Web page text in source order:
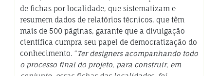
de fichas por localidade, que sistematizam e
resumem dados de relatórios técnicos, que têm
mais de 500 páginas, garante que a divulgação
científica cumpra seu papel de democratização do
conhecimento. “Ter designers acompanhando todo
o processo final do projeto, para construir, em